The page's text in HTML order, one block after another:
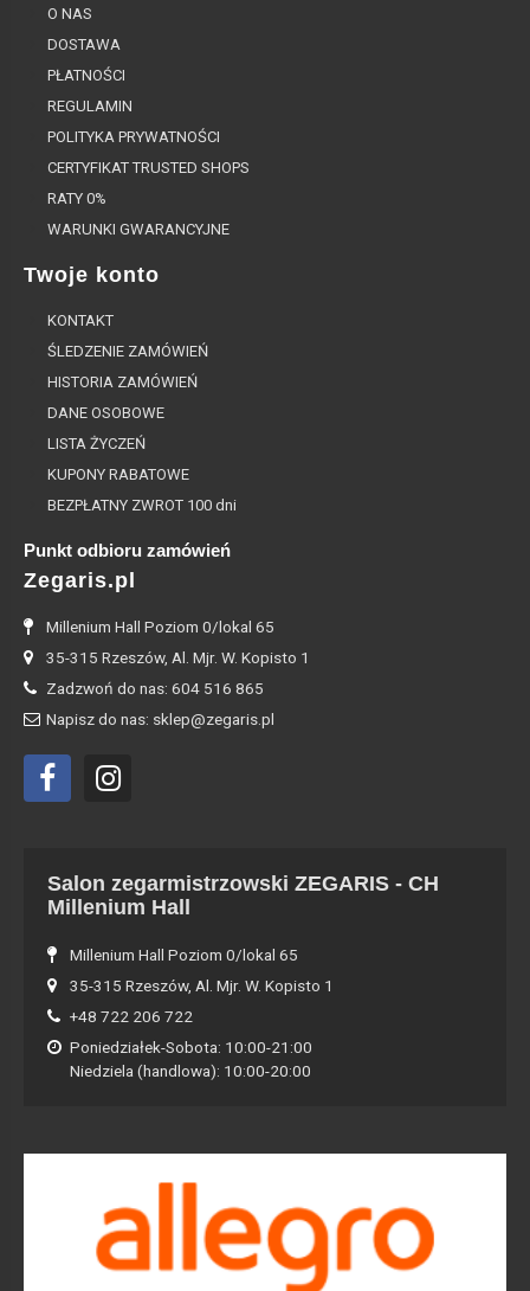
O NAS
DOSTAWA
PŁATNOŚCI
REGULAMIN
POLITYKA PRYWATNOŚCI
CERTYFIKAT TRUSTED SHOPS
RATY 0%
WARUNKI GWARANCYJNE
Twoje konto
KONTAKT
ŚLEDZENIE ZAMÓWIEŃ
HISTORIA ZAMÓWIEŃ
DANE OSOBOWE
LISTA ŻYCZEŃ
KUPONY RABATOWE
BEZPŁATNY ZWROT 100 dni
Punkt odbioru zamówień
Zegaris.pl
Millenium Hall Poziom 0/lokal 65
35-315 Rzeszów, Al. Mjr. W. Kopisto 1
Zadzwoń do nas: 604 516 865
Napisz do nas: sklep@zegaris.pl
Salon zegarmistrzowski ZEGARIS - CH
Millenium Hall
Millenium Hall Poziom 0/lokal 65
35-315 Rzeszów, Al. Mjr. W. Kopisto 1
+48 722 206 722
Poniedziałek-Sobota: 10:00-21:00
Niedziela (handlowa): 10:00-20:00